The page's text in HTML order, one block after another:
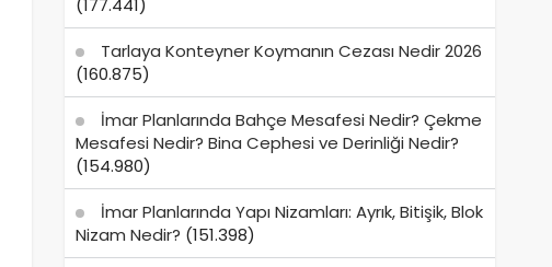
(177.441)
Tarlaya Konteyner Koymanın Cezası Nedir 2026
(160.875)
İmar Planlarında Bahçe Mesafesi Nedir? Çekme
Mesafesi Nedir? Bina Cephesi ve Derinliği Nedir?
(154.980)
İmar Planlarında Yapı Nizamları: Ayrık, Bitişik, Blok
Nizam Nedir? (151.398)